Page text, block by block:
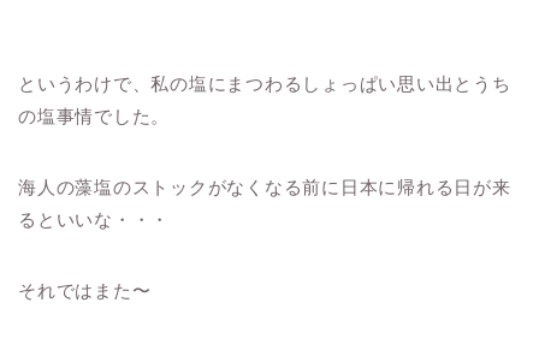
というわけで、私の塩にまつわるしょっぱい思い出とうち
の塩事情でした。
海人の藻塩のストックがなくなる前に日本に帰れる日が来
るといいな・・・
それではまた〜